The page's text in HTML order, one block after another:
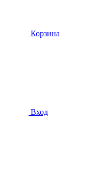
Корзина
Вход